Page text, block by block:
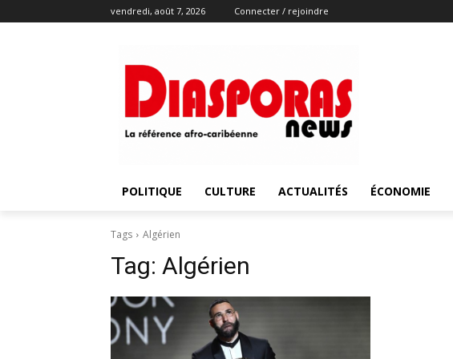
vendredi, août 7, 2026 Connecter / rejoindre
POLITIQUE CULTURE ACTUALITÉS ÉCONOMIE
Tags Algérien
Tag: Algérien